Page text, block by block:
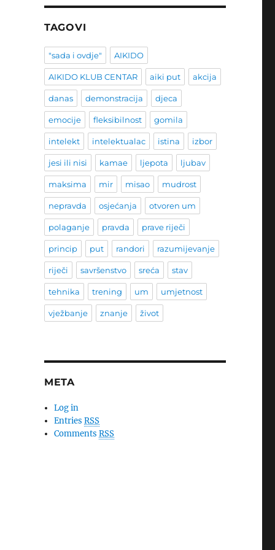
TAGOVI
"sada i ovdje" AIKIDO
AIKIDO KLUB CENTAR aiki put akcija
danas demonstracija djeca
emocije fleksibilnost gomila
intelekt intelektualac istina izbor
jesi ili nisi kamae ljepota ljubav
maksima mir misao mudrost
nepravda osjećanja otvoren um
polaganje pravda prave riječi
princip put randori razumijevanje
riječi savršenstvo sreća stav
tehnika trening um umjetnost
vježbanje znanje život
META
Log in
EntriesRSS
CommentsRSS